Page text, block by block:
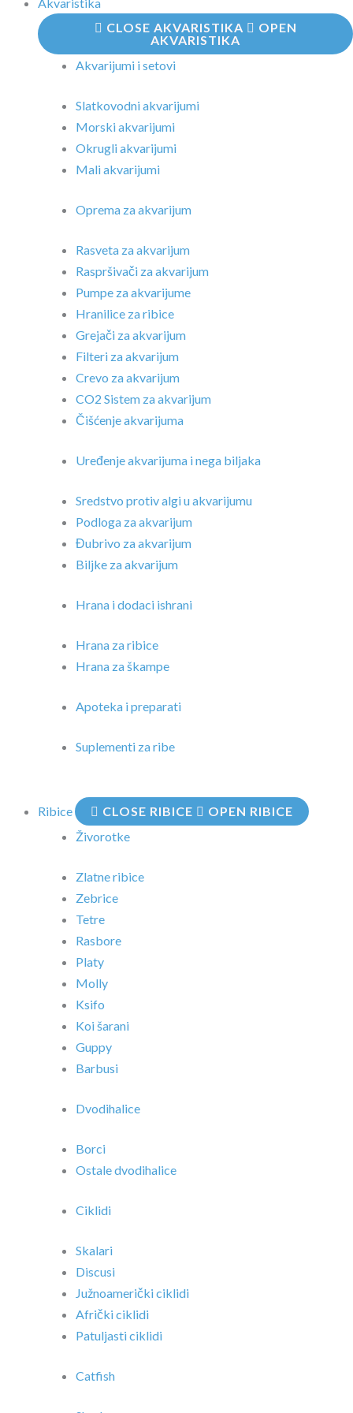
CLOSE AKVARISTIKA
OPEN
AKVARISTIKA
Akvarijumi i setovi
Slatkovodni akvarijumi
Morski akvarijumi
Okrugli akvarijumi
Mali akvarijumi
Oprema za akvarijum
Rasveta za akvarijum
Raspršivači za akvarijum
Pumpe za akvarijume
Hranilice za ribice
Grejači za akvarijum
Filteri za akvarijum
Crevo za akvarijum
CO2 Sistem za akvarijum
Čišćenje akvarijuma
Uređenje akvarijuma i nega biljaka
Sredstvo protiv algi u akvarijumu
Podloga za akvarijum
Đubrivo za akvarijum
Biljke za akvarijum
Hrana i dodaci ishrani
Hrana za ribice
Hrana za škampe
Apoteka i preparati
Suplementi za ribe
Ribice CLOSE RIBICE
OPEN RIBICE
Živorotke
Zlatne ribice
Zebrice
Tetre
Rasbore
Platy
Molly
Ksifo
Koi šarani
Guppy
Barbusi
Dvodihalice
Borci
Ostale dvodihalice
Ciklidi
Skalari
Discusi
Južnoamerički ciklidi
Afrički ciklidi
Patuljasti ciklidi
Catfish